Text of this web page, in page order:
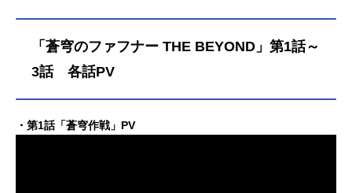
「蒼穹のファフナー THE BEYOND」第1話～
3話 各話PV
・第1話「蒼穹作戦」PV